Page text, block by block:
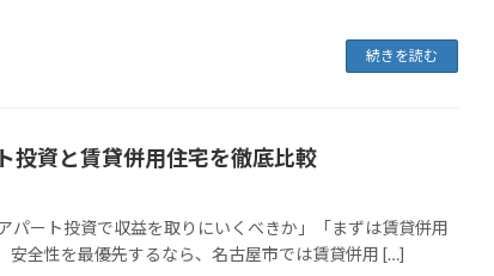
続きを読む
投資と賃貸併用住宅を徹底比較
ート投資で収益を取りにいくべきか」「まずは賃貸併用
全性を最優先するなら、名古屋市では賃貸併用 […]